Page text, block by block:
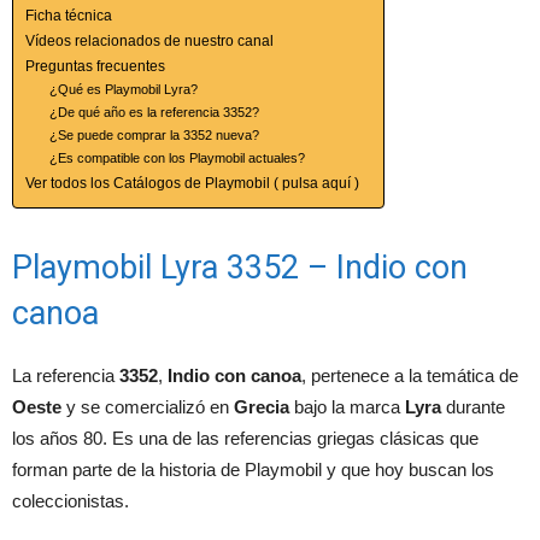
Ficha técnica
Vídeos relacionados de nuestro canal
Preguntas frecuentes
¿Qué es Playmobil Lyra?
¿De qué año es la referencia 3352?
¿Se puede comprar la 3352 nueva?
¿Es compatible con los Playmobil actuales?
Ver todos los Catálogos de Playmobil ( pulsa aquí )
Playmobil Lyra 3352 – Indio con
canoa
La referencia 3352, Indio con canoa, pertenece a la temática de
Oeste y se comercializó en Greciabajo la marca Lyradurante
los años 80. Es una de las referencias griegas clásicas que
forman parte de la historia de Playmobil y que hoy buscan los
coleccionistas.